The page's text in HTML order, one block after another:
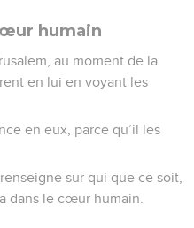
humain
au moment de la
en lui en voyant les
en eux, parce qu’il les
sur qui que ce soit,
dans le cœur humain.